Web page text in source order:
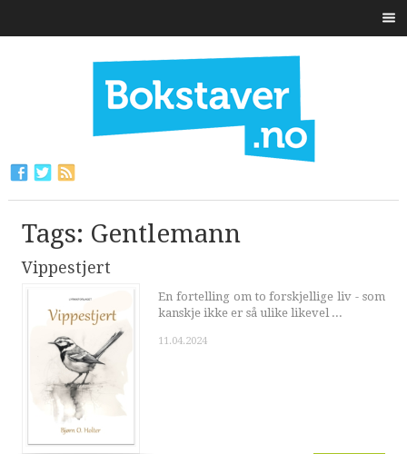
Tags: Gentlemann
Vippestjert
En fortelling om to forskjellige liv - som
kanskje ikke er så ulike likevel ...
11.04.2024